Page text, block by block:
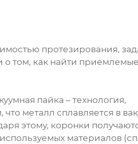
протезирования,
о том, как найти приемлемые
пайка – технология,
металл сплавляется в
этому, коронки
материалов